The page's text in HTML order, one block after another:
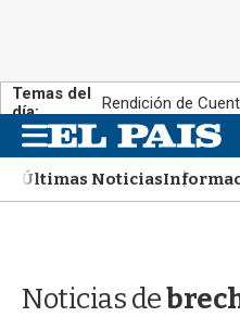
Temas del
día:
Rendición de
M
e
n
u
Últimas Noticias
Noticias de